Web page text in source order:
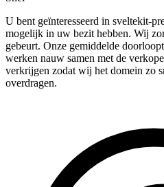
U bent geïnteresseerd in sveltekit-
mogelijk in uw bezit hebben. Wij
gebeurt. Onze gemiddelde
werken nauw samen met de
verkrijgen zodat wij het domein zo
overdragen.